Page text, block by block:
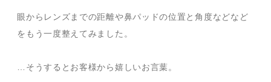
眼からレンズまでの距離や鼻パッドの位置と角度などなど
をもう一度整えてみました。
…そうするとお客様から嬉しいお言葉。